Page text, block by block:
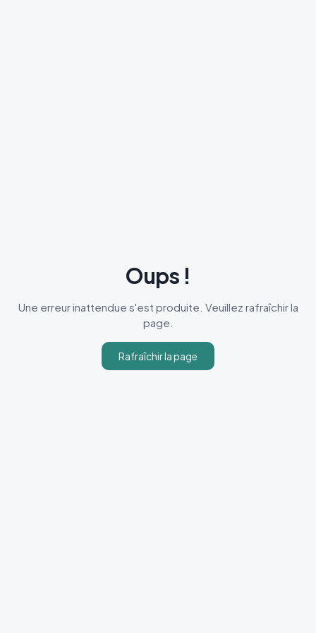
Oups !
Une erreur inattendue s'est produite. Veuillez rafraîchir la
page.
Rafraîchir la page